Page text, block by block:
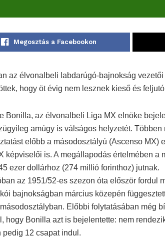
Megosztás a Facebookon
az élvonalbeli labdarúgó-bajnokság
hogy öt évig nem lesznek kieső és
Bonilla, az élvonalbeli Liga MX elnöke
amúgy is válságos helyzetét.
előbb a másodosztályú (Ascenso MX)
képviselői is. A megállapodás értelmében a
ezer dollárhoz (274 millió forinthoz) jutnak.
az 1951/52-es szezon óta először fordul
bajnokságban március közepén
Előbbi folytatásában még
hogy Bonilla azt is bejelentette: nem
pedig 12 csapat indul.